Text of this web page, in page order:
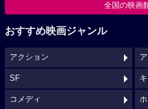
全国の映画
おすすめ映画ジャンル
アクション
SF
コメディ